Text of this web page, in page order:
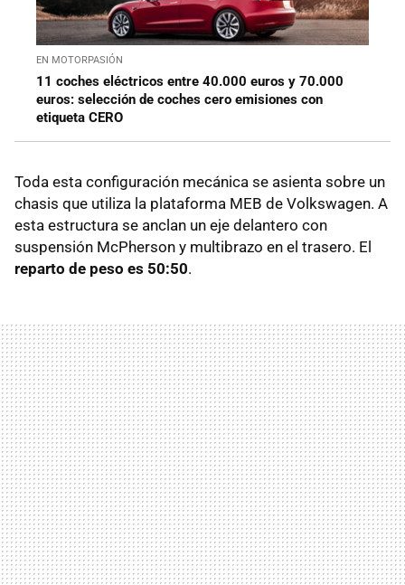
EN MOTORPASIÓN
11 coches eléctricos entre 40.000 euros y 70.000
euros: selección de coches cero emisiones con
etiqueta CERO
Toda esta configuración mecánica se asienta sobre un
chasis que utiliza la plataforma MEB de Volkswagen. A
esta estructura se anclan un eje delantero con
suspensión McPherson y multibrazo en el trasero. El
reparto de peso es 50:50.